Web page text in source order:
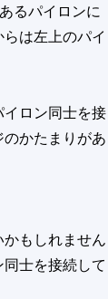
るパイロンに
は左上のパイ
イロン同士を接
かたまりがあ
もしれません
士を接続して